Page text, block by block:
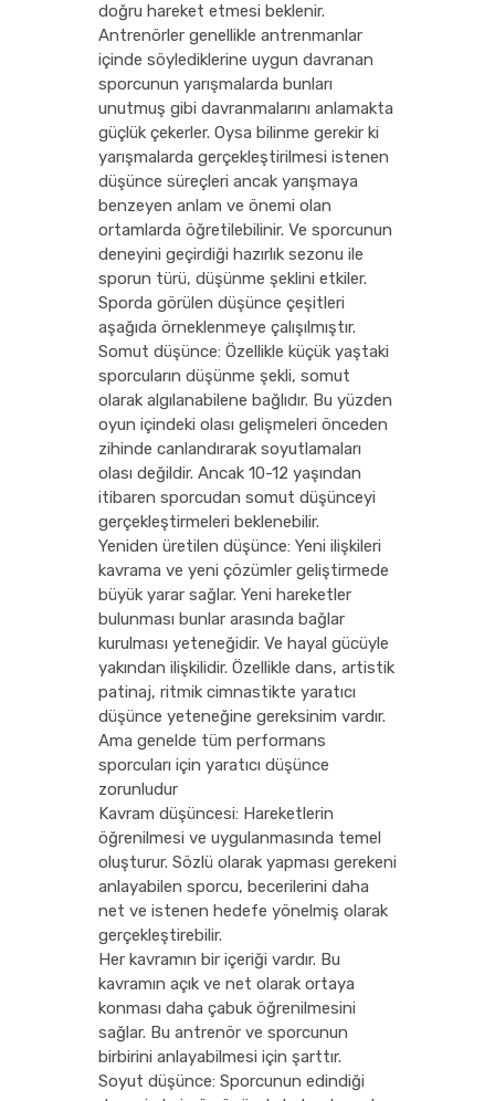
doğru hareket etmesi beklenir.
Antrenörler genellikle antrenmanlar
içinde söylediklerine uygun davranan
sporcunun yarışmalarda bunları
unutmuş gibi davranmalarını anlamakta
güçlük çekerler. Oysa bilinme gerekir ki
yarışmalarda gerçekleştirilmesi istenen
düşünce süreçleri ancak yarışmaya
benzeyen anlam ve önemi olan
ortamlarda öğretilebilinir. Ve sporcunun
deneyini geçirdiği hazırlık sezonu ile
sporun türü, düşünme şeklini etkiler.
Sporda görülen düşünce çeşitleri
aşağıda örneklenmeye çalışılmıştır.
Somut düşünce: Özellikle küçük yaştaki
sporcuların düşünme şekli, somut
olarak algılanabilene bağlıdır. Bu yüzden
oyun içindeki olası gelişmeleri önceden
zihinde canlandırarak soyutlamaları
olası değildir. Ancak 10-12 yaşından
itibaren sporcudan somut düşünceyi
gerçekleştirmeleri beklenebilir.
Yeniden üretilen düşünce: Yeni ilişkileri
kavrama ve yeni çözümler geliştirmede
büyük yarar sağlar. Yeni hareketler
bulunması bunlar arasında bağlar
kurulması yeteneğidir. Ve hayal gücüyle
yakından ilişkilidir. Özellikle dans, artistik
patinaj, ritmik cimnastikte yaratıcı
düşünce yeteneğine gereksinim vardır.
Ama genelde tüm performans
sporcuları için yaratıcı düşünce
zorunludur
Kavram düşüncesi: Hareketlerin
öğrenilmesi ve uygulanmasında temel
oluşturur. Sözlü olarak yapması gerekeni
anlayabilen sporcu, becerilerini daha
net ve istenen hedefe yönelmiş olarak
gerçekleştirebilir.
Her kavramın bir içeriği vardır. Bu
kavramın açık ve net olarak ortaya
konması daha çabuk öğrenilmesini
sağlar. Bu antrenör ve sporcunun
birbirini anlayabilmesi için şarttır.
Soyut düşünce: Sporcunun edindiği